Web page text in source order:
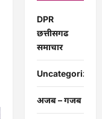
DPR
छत्तीसगढ
समाचार
Uncategorized
अजब – गजब